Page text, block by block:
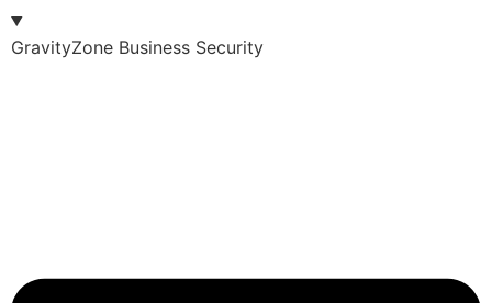
GravityZone Business Security